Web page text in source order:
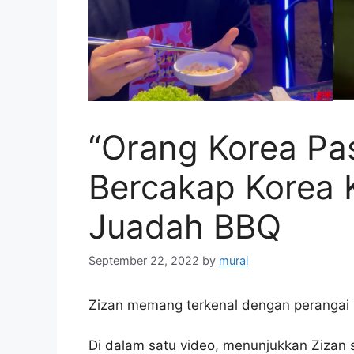
“Orang Korea
Bercakap Korea
Juadah BBQ
September 22, 2022 by murai
Zizan memang terkenal dengan
Di dalam satu video, menunjukkan Zizan